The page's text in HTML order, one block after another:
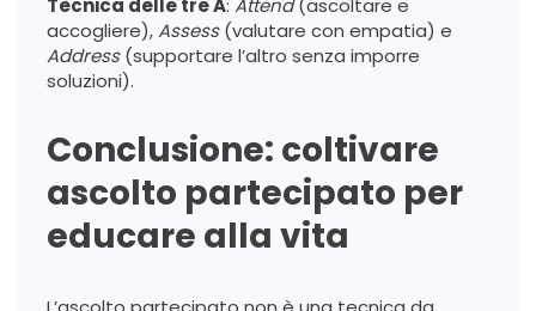
Tecnica delle tre A: Attend(ascoltare e
accogliere),Assess(valutare con empatia) e
Address(supportare l’altro senza imporre
soluzioni).
Conclusione: coltivare
ascolto partecipato per
educare alla vita